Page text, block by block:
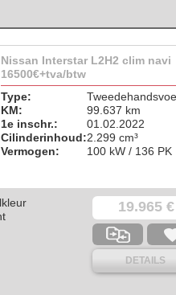
Nissan Interstar L2H2 clim navi
16500€+tva/btw
Type:
KM:
99.637 km
1e inschr.:
01.02.2022
Cilinderinhoud:2.299 cm³
Vermogen:
100 kW / 136 PK
19.965 €
DETAILS